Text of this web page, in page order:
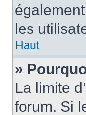
les
Haut
»
La limite
forum. Si